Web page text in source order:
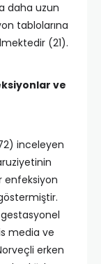
daha uzun
tablolarına
(21).​
ve
inceleyen
enfeksiyon
media ve
erken